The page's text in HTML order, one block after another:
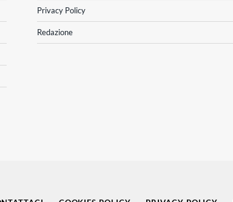
Privacy Policy
Redazione